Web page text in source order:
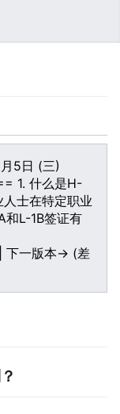
5日 (三)
1. 什么是H-
士在特定职业
L-1B签证有
下一版本→ (差